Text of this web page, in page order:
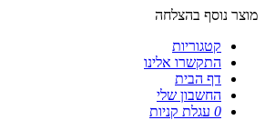
מוצר נוסף בהצלחה
קטגוריות
התקשרו אלינו
דף הבית
החשבון שלי
0 עגלת קניות